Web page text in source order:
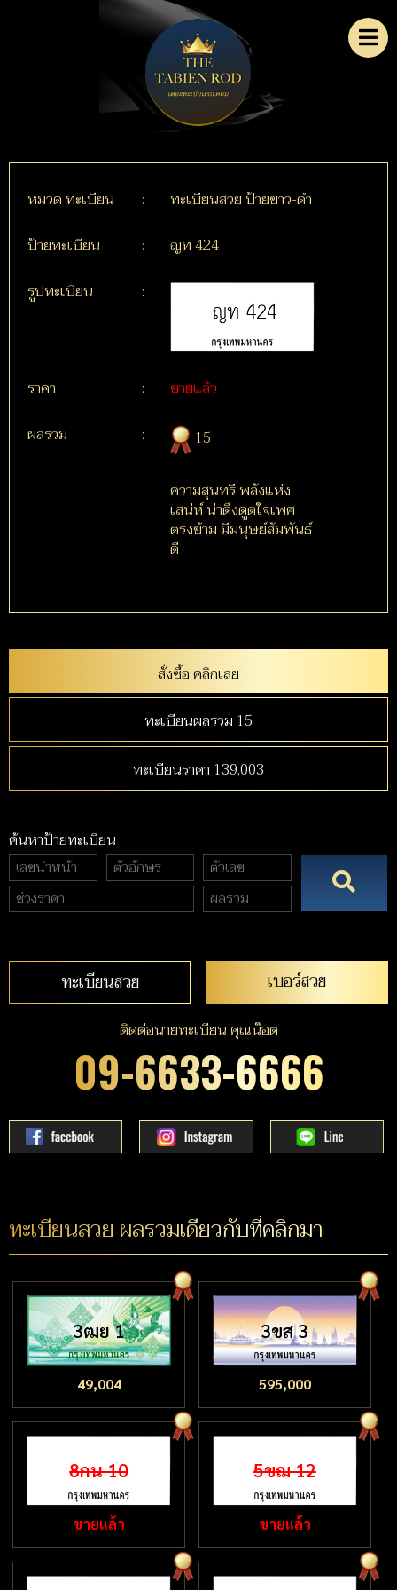
หมวด ทะเบียน :
ทะเบียนสวย ป้ายขาว-ดำ
ป้ายทะเบียน
:
ญท 424
รูปทะเบียน
:
ราคา :
ขายแล้ว
ผลรวม
: 15
ความสุนทรี พลังแห่ง
เสน่ห์ น่าดึงดูดใจเพศ
ตรงข้าม มีมนุษย์สัมพันธ์
ดี
สั่งซื้อ คลิกเลย
ทะเบียนผลรวม 15
ทะเบียนราคา 139,003
ค้นหาป้ายทะเบียน
ทะเบียนสวย เบอร์สวย
ติดต่อนายทะเบียน คุณน๊อต
09-6633-6666
ทะเบียนสวย ผลรวมเดียวกับที่คลิกมา
3ฒย 1
49,004
3ขส 3
595,000
8กน 10
ขายแล้ว
5ขฌ 12
ขายแล้ว